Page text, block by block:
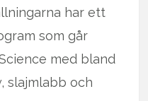
har ett
som går
med bland
slajmlabb och